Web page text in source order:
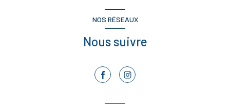
NOS RÉSEAUX
Nous suivre